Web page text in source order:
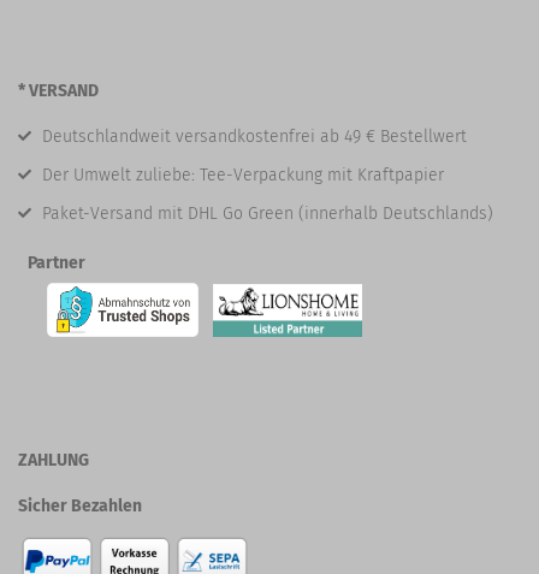
* VERSAND
Deutschlandweit versandkostenfrei ab 49 € Bestellwert
Der Umwelt zuliebe: Tee-Verpackung mit Kraftpapier
Paket-Versand mit DHL Go Green (innerhalb Deutschlands)
Partner
ZAHLUNG
Sicher Bezahlen